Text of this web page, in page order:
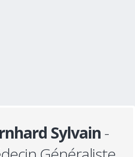
Sylvain -